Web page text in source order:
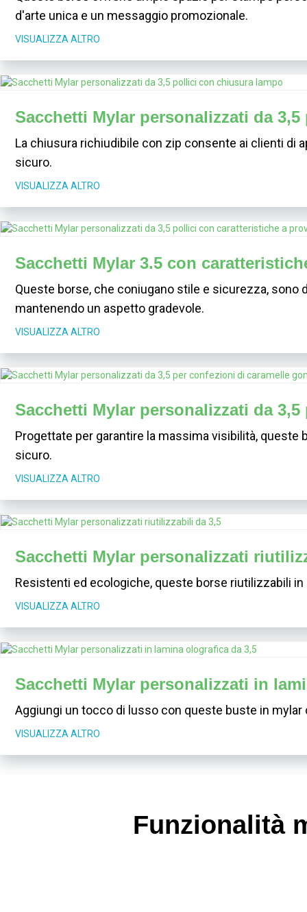
d'arte unica e un messaggio promozionale.
VISUALIZZA ALTRO
Sacchetti Mylar personalizzati da
La chiusura richiudibile con zip consente ai clienti di
sicuro.
VISUALIZZA ALTRO
Sacchetti Mylar 3.5 con
Queste borse, che coniugano stile e sicurezza, sono
mantenendo un aspetto gradevole.
VISUALIZZA ALTRO
Sacchetti Mylar personalizzati da
Progettate per garantire la massima visibilità,
sicuro.
VISUALIZZA ALTRO
Sacchetti Mylar personalizzati
Resistenti ed ecologiche, queste borse riutilizzabili
VISUALIZZA ALTRO
Sacchetti Mylar personalizzati in
Aggiungi un tocco di lusso con queste buste in
VISUALIZZA ALTRO
Funzionalità